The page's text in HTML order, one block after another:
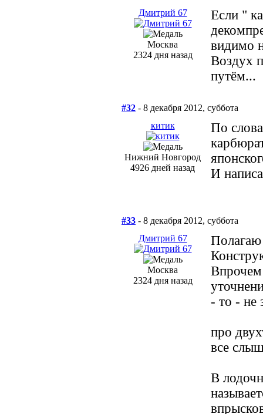
Дмитрий 67
Москва
2324 дня назад
Если "
видимо
Воздух
путём...
#32 - 8 декабря 2012, суббота
китик
Нижний Новгород
4926 дней назад
По
И
#33 - 8 декабря 2012, суббота
Дмитрий 67
Москва
2324 дня назад
Впрочем
- то - не
про
все
В